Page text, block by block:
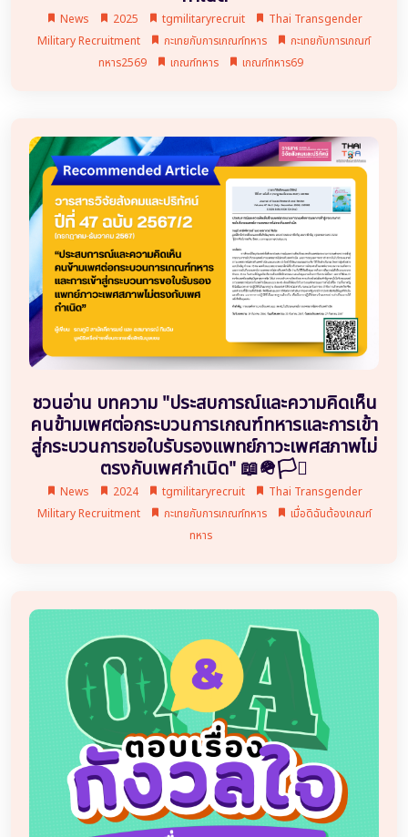
News 2025 tgmilitaryrecruit
Thai Transgender
Military Recruitment
กะเทยกับการเกณฑ์ทหาร
กะเทยกับการเกณฑ์
ทหาร2569
เกณฑ์ทหาร เกณฑ์ทหาร69
ชวนอ่าน บทความ "ประสบการณ์และความคิดเห็น
คนข้ามเพศต่อกระบวนการเกณฑ์ทหารและการเข้า
สู่กระบวนการขอใบรับรองแพทย์ภาวะเพศสภาพไม่
ตรงกับเพศกำเนิด" 📖🪖🏳️‍⚧️
News 2024 tgmilitaryrecruit
Thai Transgender
Military Recruitment
กะเทยกับการเกณฑ์ทหาร
เมื่อดิฉันต้องเกณฑ์
ทหาร